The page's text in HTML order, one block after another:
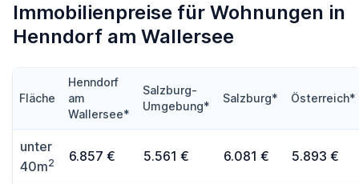
Immobilienpreise für Wohnungen in
Henndorf am Wallersee
Fläche
Henndorf
am
Wallersee*
Salzburg-
Umgebung*
Salzburg* Österreich*
unter
40m2 6.857 € 5.561 € 6.081 € 5.893 €